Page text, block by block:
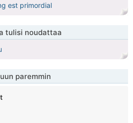
est primordial
tulisi noudattaa
paremmin